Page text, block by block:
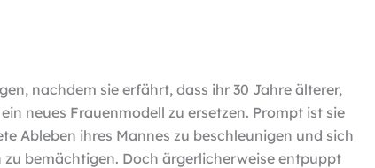
nachdem sie erfährt, dass ihr 30 Jahre älterer,
neues Frauenmodell zu ersetzen. Prompt ist sie
Ableben ihres Mannes zu beschleunigen und sich
bemächtigen. Doch ärgerlicherweise entpuppt